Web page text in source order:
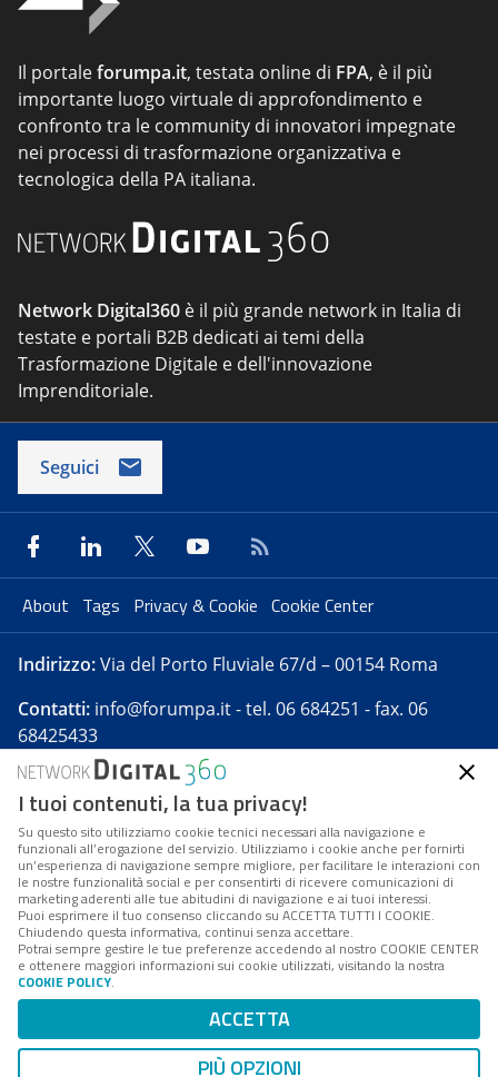
Il portaleforumpa.it, testata online di FPA, è il più
importante luogo virtuale di approfondimento e
confronto tra le community di innovatori impegnate
nei processi di trasformazione organizzativa e
tecnologica della PA italiana.
Network Digital360 è il più grande network in Italia di
testate e portali B2B dedicati ai temi della
Trasformazione Digitale e dell'innovazione
Imprenditoriale.
Seguici
About Tags Privacy & Cookie Cookie Center
Indirizzo:Via del Porto Fluviale 67/d – 00154 Roma
Contatti: info@forumpa.it- tel. 06 684251 - fax. 06
68425433
Forumpa.itè una pubblicazione telematica iscritta
presso Registro della stampa del Tribunale di Roma -
Reg. n. 182 del 2 maggio 2008 - Direttore resp. Michela
Stentella
FPA s.r.l. è società soggetta a Direzione e
Coordinamento da parte di Digital360 S.p.A. - FPA s.r.l.
è un'azienda certificata per il sistema di management
Codice Fiscale/Partita IVA n. 10693191008 - R.E.A. Roma
n. 1249791. ISP AWS
Mappa del sito
I tuoi contenuti, la tua privacy!
Su questo sito utilizziamo cookie tecnici necessari alla navigazione e
funzionali all’erogazione del servizio. Utilizziamo i cookie anche per fornirti
un’esperienza di navigazione sempre migliore, per facilitare le interazioni con
le nostre funzionalità social e per consentirti di ricevere comunicazioni di
marketing aderenti alle tue abitudini di navigazione e ai tuoi interessi.
Puoi esprimere il tuo consenso cliccando su ACCETTA TUTTI I COOKIE.
Chiudendo questa informativa, continui senza accettare.
Potrai sempre gestire le tue preferenze accedendo al nostro COOKIE CENTER
e ottenere maggiori informazioni sui cookie utilizzati, visitando la nostra
COOKIE POLICY.
ACCETTA
PIÙ OPZIONI